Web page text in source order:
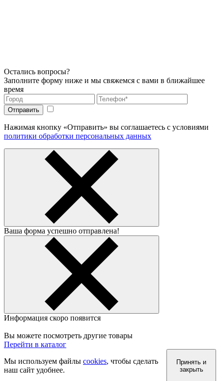
Остались вопросы?
Заполните форму ниже и мы свяжемся с вами в ближайшее
время
Нажимая кнопку «Отправить» вы соглашаетесь с условиями
политики обработки персональных данных
Ваша форма успешно отправлена!
Информация скоро появится
Вы можете посмотреть другие товары
Перейти в каталог
Мы используем файлы cookies, чтобы сделать
наш сайт удобнее.
Принять и
закрыть